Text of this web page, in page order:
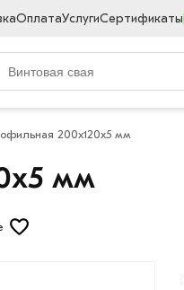
ОплатаУслугиСертификаты
200х120х5 мм
мм